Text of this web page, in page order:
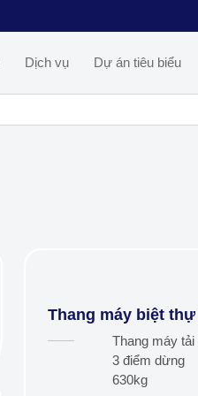
Dịch vụ Dự án tiêu biểu
Thang máy biệt
Thang máy
3 điểm dừng
630kg